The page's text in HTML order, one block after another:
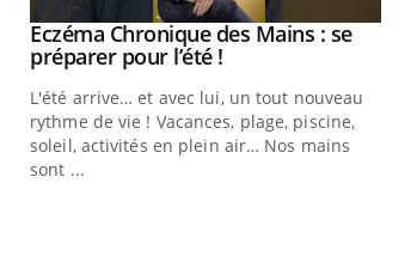
2
Youtube
Eczéma Chronique des Mains : se
préparer pour l’été !Youtube
L'été arrive… et avec lui, un tout nouveau
rythme de vie ! Vacances, plage, piscine,
soleil, activités en plein air… Nos mains
sont ...